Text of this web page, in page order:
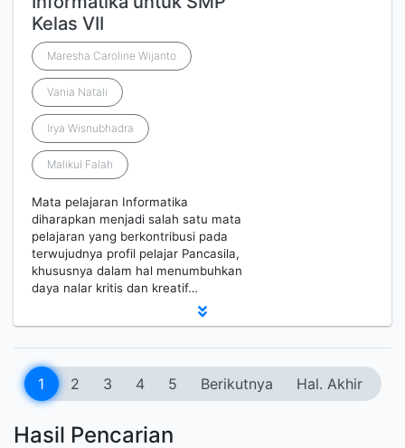
Kelas VII
Maresha Caroline Wijanto
Vania Natali
Irya Wisnubhadra
Malikul Falah
Mata pelajaran Informatika
diharapkan menjadi salah satu mata
pelajaran yang berkontribusi pada
terwujudnya profil pelajar Pancasila,
khususnya dalam hal menumbuhkan
daya nalar kritis dan kreatif…
1 2 3 4 5 Berikutnya Hal. Akhir
Hasil Pencarian